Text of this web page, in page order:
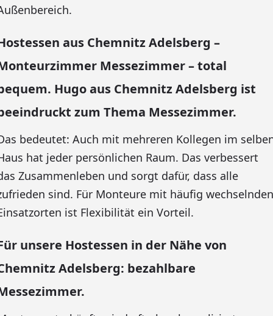
aus Chemnitz Adelsberg –
Messezimmer – total
Hugo aus Chemnitz Adelsberg ist
zum Thema Messezimmer.
bedeutet: Auch mit mehreren Kollegen im
hat jeder persönlichen Raum. Das verbessert
Zusammenleben und sorgt dafür, dass alle
sind. Für Monteure mit häufig wechselnden
ist Flexibilität ein Vorteil.
unsere Hostessen in der Nähe von
Adelsberg: bezahlbare